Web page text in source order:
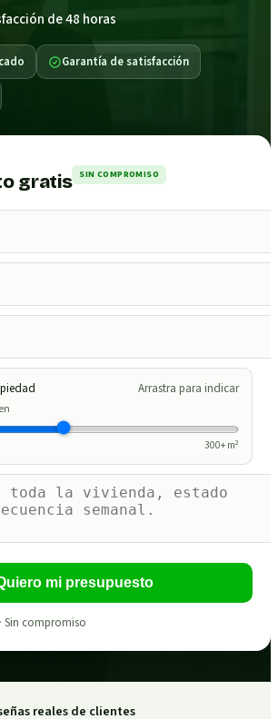
de 48 horas
Garantía de satisfacción
gratis SIN COMPROMISO
Arrastra para indicar
300+ m²
mi presupuesto
Sin compromiso
reales de clientes